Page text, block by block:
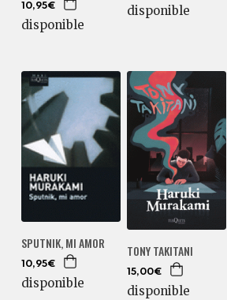
10,95€
disponible
disponible
SPUTNIK, MI AMOR
10,95€
disponible
TONY TAKITANI
15,00€
disponible